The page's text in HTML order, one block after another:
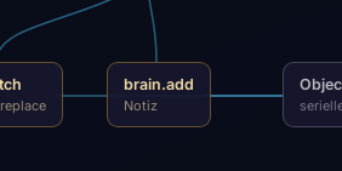
brain.add
Notiz